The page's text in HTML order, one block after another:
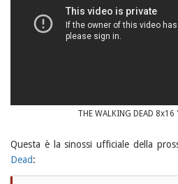
THE WALKING DEAD
Questa è la sinossi ufficiale della
Dead: